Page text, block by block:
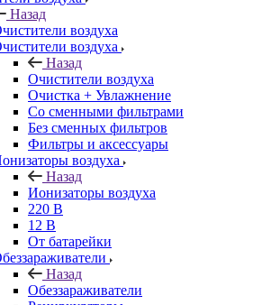
Назад
воздуха
воздуха
Назад
Очистители воздуха
Очистка + Увлажнение
Cо сменными фильтрами
Без сменных фильтров
Фильтры и аксессуары
воздуха
Назад
Ионизаторы воздуха
220 В
12 В
От батарейки
Назад
Обеззараживатели